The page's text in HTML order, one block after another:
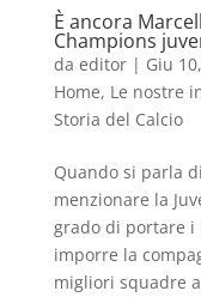
È ancora
Champions
da editor| Giu
Home, Le nostre
Storia del Calcio
Quando si parla
menzionare la
grado di portare i
imporre la
migliori squadre